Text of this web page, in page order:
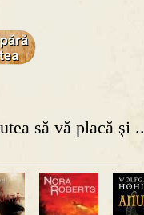
să vă placă şi